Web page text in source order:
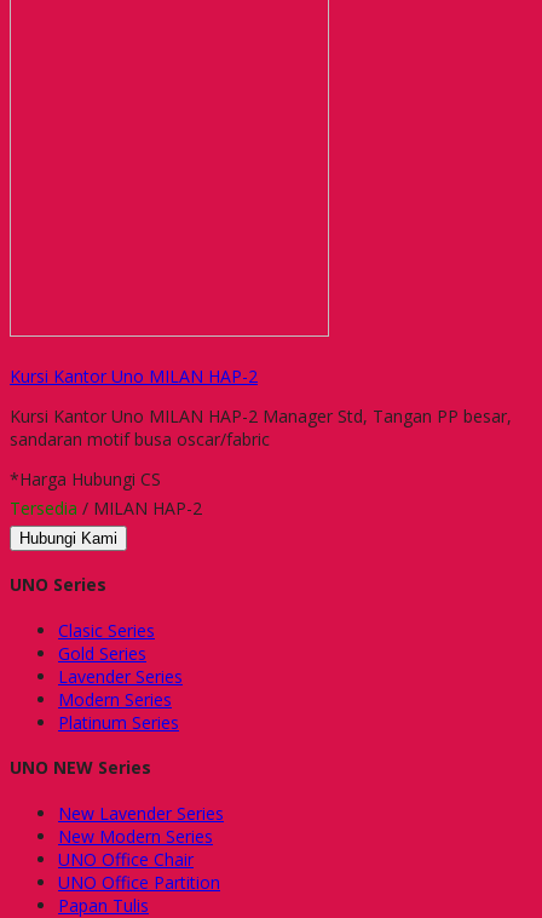
Kursi Kantor Uno MILAN HAP-2
Kursi Kantor Uno MILAN HAP-2 Manager Std, Tangan PP besar,
sandaran motif busa oscar/fabric
*Harga Hubungi CS
Tersedia / MILAN HAP-2
Hubungi Kami
UNO Series
Clasic Series
Gold Series
Lavender Series
Modern Series
Platinum Series
UNO NEW Series
New Lavender Series
New Modern Series
UNO Office Chair
UNO Office Partition
Papan Tulis